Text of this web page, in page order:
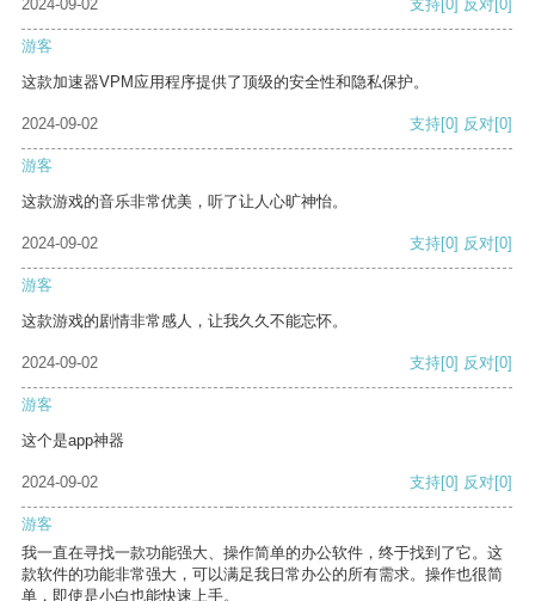
2024-09-02 支持[0] 反对[0]
游客
这款加速器VPM应用程序提供了顶级的安全性和隐私保护。
2024-09-02 支持[0] 反对[0]
游客
这款游戏的音乐非常优美，听了让人心旷神怡。
2024-09-02 支持[0] 反对[0]
游客
这款游戏的剧情非常感人，让我久久不能忘怀。
2024-09-02 支持[0] 反对[0]
游客
这个是app神器
2024-09-02 支持[0] 反对[0]
游客
我一直在寻找一款功能强大、操作简单的办公软件，终于找到了它。这
款软件的功能非常强大，可以满足我日常办公的所有需求。操作也很简
单，即使是小白也能快速上手。